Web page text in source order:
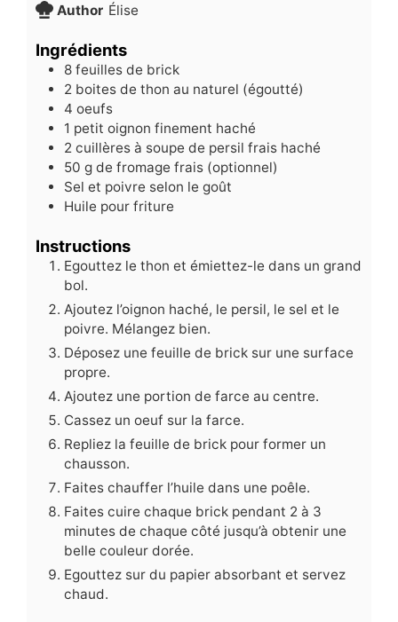
Author Élise
Ingrédients
8 feuilles de brick
2 boites de thon au naturel (égoutté)
4 oeufs
1 petit oignon finement haché
2 cuillères à soupe de persil frais haché
50 g de fromage frais (optionnel)
Sel et poivre selon le goût
Huile pour friture
Instructions
Egouttez le thon et émiettez-le dans un grand
bol.
Ajoutez l’oignon haché, le persil, le sel et le
poivre. Mélangez bien.
Déposez une feuille de brick sur une surface
propre.
Ajoutez une portion de farce au centre.
Cassez un oeuf sur la farce.
Repliez la feuille de brick pour former un
chausson.
Faites chauffer l’huile dans une poêle.
Faites cuire chaque brick pendant 2 à 3
minutes de chaque côté jusqu’à obtenir une
belle couleur dorée.
Egouttez sur du papier absorbant et servez
chaud.